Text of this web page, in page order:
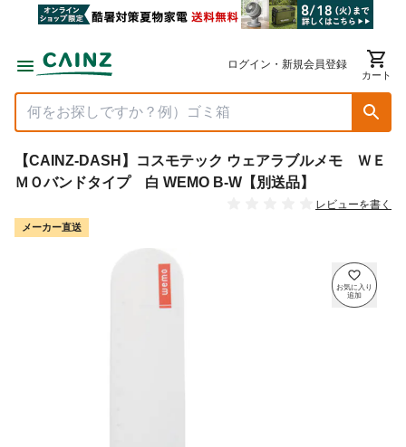
ログイン・新規会員登録
カート
【CAINZ-DASH】コスモテック ウェアラブルメモ ＷＥ
ＭＯバンドタイプ 白 WEMO B-W【別送品】
レビューを書く
メーカー直送